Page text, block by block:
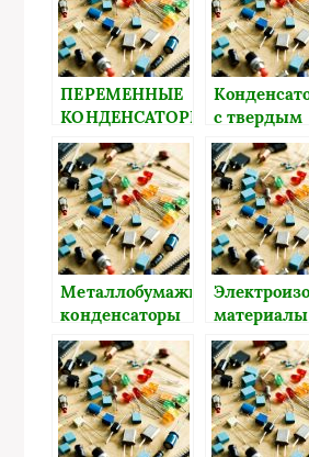
ПЕРЕМЕННЫЕ
КОНДЕНСАТОРЫ
с твердым
Металлобумажные
конденсаторы
материалы